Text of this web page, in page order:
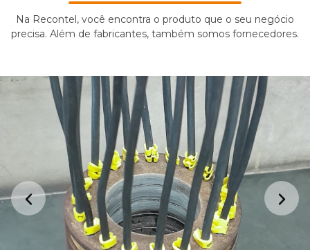
Na Recontel, você encontra o produto que o seu negócio
precisa. Além de fabricantes, também somos fornecedores.